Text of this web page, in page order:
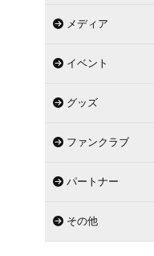
メディア
イベント
グッズ
ファンクラブ
パートナー
その他